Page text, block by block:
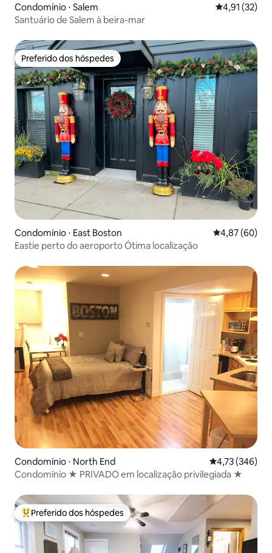
Condomínio ⋅ Salem 4,91 de uma
4,91 (32)
Santuário de Salem à beira-mar
Preferido dos hóspedes
Preferido dos hóspedes
Condomínio ⋅ East Boston 4,87 de uma
4,87 (60)
Eastie perto do aeroporto Ótima localização
Condomínio ⋅ North End 4,73 de uma
4,73 (346)
Condomínio ★ PRIVADO em localização privilegiada ★
Entre os melhores preferidos dos hóspedes
Preferido dos hóspedes